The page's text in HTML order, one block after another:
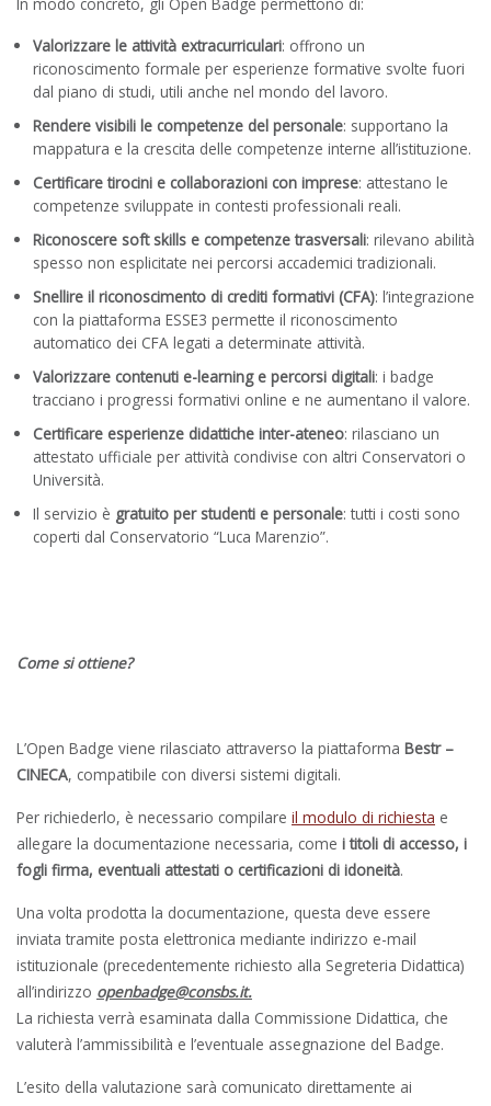
In modo concreto, gli Open Badge permettono di:
Valorizzare le attività extracurriculari: offrono un
riconoscimento formale per esperienze formative svolte fuori
dal piano di studi, utili anche nel mondo del lavoro.
Rendere visibili le competenze del personale: supportano la
mappatura e la crescita delle competenze interne all’istituzione.
Certificare tirocini e collaborazioni con imprese: attestano le
competenze sviluppate in contesti professionali reali.
Riconoscere soft skills e competenze trasversali: rilevano abilità
spesso non esplicitate nei percorsi accademici tradizionali.
Snellire il riconoscimento di crediti formativi (CFA): l’integrazione
con la piattaforma ESSE3 permette il riconoscimento
automatico dei CFA legati a determinate attività.
Valorizzare contenuti e-learning e percorsi digitali: i badge
tracciano i progressi formativi online e ne aumentano il valore.
Certificare esperienze didattiche inter-ateneo: rilasciano un
attestato ufficiale per attività condivise con altri Conservatori o
Università.
Il servizio è gratuito per studenti e personale: tutti i costi sono
coperti dal Conservatorio “Luca Marenzio”.
Come si ottiene?
L’Open Badge viene rilasciato attraverso la piattaforma Bestr –
CINECA, compatibile con diversi sistemi digitali.
Per richiederlo, è necessario compilare il modulo di richiesta e
allegare la documentazione necessaria, come i titoli di accesso, i
fogli firma, eventuali attestati o certificazioni di idoneità.
Una volta prodotta la documentazione, questa deve essere
inviata tramite posta elettronica mediante indirizzo e-mail
istituzionale (precedentemente richiesto alla Segreteria Didattica)
all’indirizzo openbadge@consbs.it.
La richiesta verrà esaminata dalla Commissione Didattica, che
valuterà l’ammissibilità e l’eventuale assegnazione del Badge.
L’esito della valutazione sarà comunicato direttamente ai